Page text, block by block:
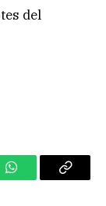
del
WhatsAppCopy